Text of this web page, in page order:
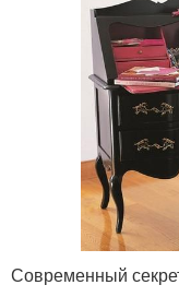
Современный